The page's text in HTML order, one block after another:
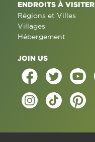
ENDROITS À VISITER
Régions et Villes
Villages
Hébergement
JOIN US